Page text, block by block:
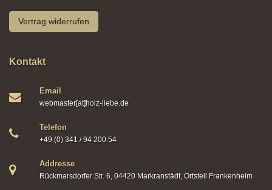
Vertrag widerrufen
Kontakt
Email
webmaster[at]holz-liebe.de
Telefon
+49 (0) 341 / 94 200 54
Addresse
Rückmarsdorfer Str. 6, 04420 Markranstädt, Ortsteil Frankenheim